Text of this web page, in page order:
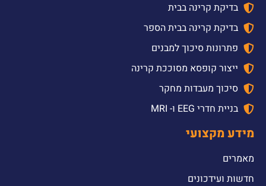
בדיקת קרינה בבית
בדיקת קרינה בבית הספר
פתרונות סיכוך למבנים
ייצור קופסא מסוככת קרינה
סיכוך מעבדות מחקר
בניית חדרי EEG ו- MRI
מידע מקצועי
מאמרים
חדשות ועידכונים